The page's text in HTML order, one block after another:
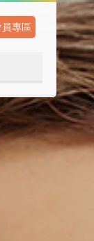
員專區